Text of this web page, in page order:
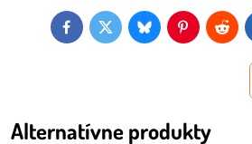
FacebookTwitter BlueskyPinterestReddit
Alternatívne produkty